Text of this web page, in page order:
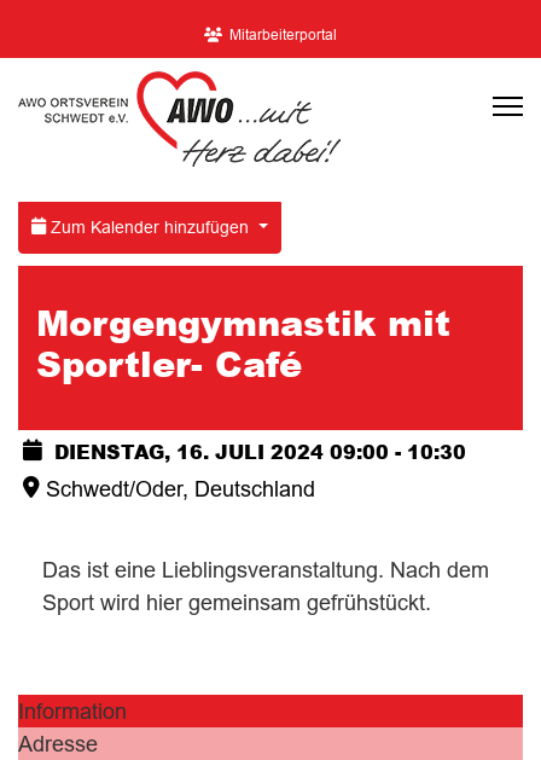
Mitarbeiterportal
Zum Kalender hinzufügen
Morgengymnastik mit
Sportler- Café
DIENSTAG, 16. JULI 2024 09:00 - 10:30
Schwedt/Oder, Deutschland
Das ist eine Lieblingsveranstaltung. Nach dem
Sport wird hier gemeinsam gefrühstückt.
Information
Adresse